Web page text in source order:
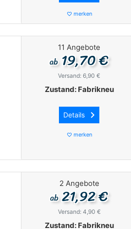
favorite_border merken
11 Angebote
ab19,70 €
Versand: 6,90 €
Zustand: Fabrikneu
Details keyboard_arrow_right
favorite_border merken
2 Angebote
ab21,92 €
Versand: 4,90 €
Zustand: Fabrikneu